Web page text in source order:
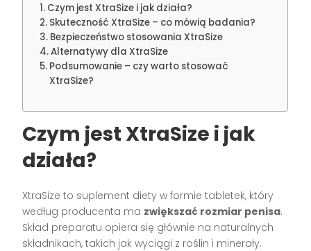
Czym jest XtraSize i jak działa?
Skuteczność XtraSize – co mówią badania?
Bezpieczeństwo stosowania XtraSize
Alternatywy dla XtraSize
Podsumowanie – czy warto stosować
XtraSize?
Czym jest XtraSize i jak
działa?
XtraSize to suplement diety w formie tabletek, który
według producenta ma zwiększać rozmiar penisa.
Skład preparatu opiera się głównie na naturalnych
składnikach, takich jak wyciągi z roślin i minerały.